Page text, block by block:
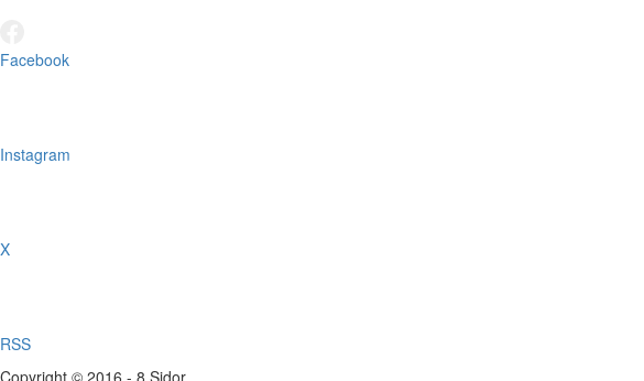
Facebook
Instagram
X
RSS